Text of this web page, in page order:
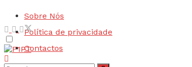
Sobre Nós
Política de privacidade
Contactos